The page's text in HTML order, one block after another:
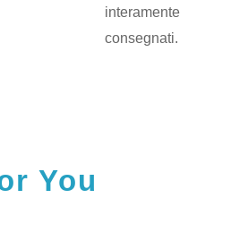
interamente
consegnati.
You